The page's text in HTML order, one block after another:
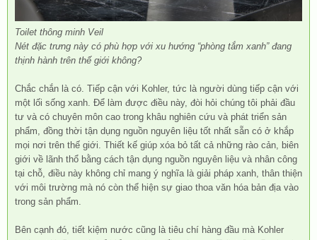
Toilet thông minh Veil
Nét đặc trưng này có phù hợp với xu hướng “phòng tắm xanh” đang
thịnh hành trên thế giới không?
Chắc chắn là có. Tiếp cận với Kohler, tức là người dùng tiếp cận với
một lối sống xanh. Để làm được điều này, đòi hỏi chúng tôi phải đầu
tư và có chuyên môn cao trong khâu nghiên cứu và phát triển sản
phẩm, đồng thời tận dụng nguồn nguyên liệu tốt nhất sẵn có ở khắp
mọi nơi trên thế giới. Thiết kế giúp xóa bỏ tất cả những rào cản, biên
giới về lãnh thổ bằng cách tận dụng nguồn nguyên liệu và nhân công
tại chỗ, điều này không chỉ mang ý nghĩa là giải pháp xanh, thân thiện
với môi trường mà nó còn thể hiện sự giao thoa văn hóa bản địa vào
trong sản phẩm.
Bên cạnh đó, tiết kiệm nước cũng là tiêu chí hàng đầu mà Kohler